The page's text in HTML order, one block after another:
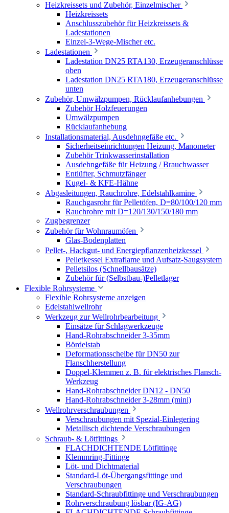
Heizkreissets und Zubehör, Einzelmischer
Heizkreissets
Anschlusszubehör für Heizkreissets &
Ladestationen
Einzel-3-Wege-Mischer etc.
Ladestationen
Ladestation DN25 RTA130, Erzeugeranschlüsse
oben
Ladestation DN25 RTA180, Erzeugeranschlüsse
unten
Zubehör, Umwälzpumpen, Rücklaufanhebungen
Zubehör Holzfeuerungen
Umwälzpumpen
Rücklaufanhebung
Installationsmaterial, Ausdehngefäße etc.
Sicherheitseinrichtungen Heizung, Manometer
Zubehör Trinkwasserinstallation
Ausdehngefäße für Heizung / Brauchwasser
Entlüfter, Schmutzfänger
Kugel- & KFE-Hähne
Abgasleitungen, Rauchrohre, Edelstahlkamine
Rauchgasrohr für Pelletöfen, D=80/100/120 mm
Rauchrohre mit D=120/130/150/180 mm
Zugbegrenzer
Zubehör für Wohnraumöfen
Glas-Bodenplatten
Pellet-, Hackgut- und Energiepflanzenheizkessel
Pelletkessel Extraflame und Aufsatz-Saugsystem
Pelletsilos (Schnellbausätze)
Zubehör für (Selbstbau-)Pelletlager
Flexible Rohrsysteme
Flexible Rohrsysteme anzeigen
Edelstahlwellrohr
Werkzeug zur Wellrohrbearbeitung
Einsätze für Schlagwerkzeuge
Hand-Rohrabschneider 3-35mm
Bördelstab
Deformationsscheibe für DN50 zur
Flanschherstellung
Doppel-Klemmen z. B. für elektrisches Flansch-
Werkzeug
Hand-Rohrabschneider DN12 - DN50
Hand-Rohrabschneider 3-28mm (mini)
Wellrohrverschraubungen
Verschraubungen mit Spezial-Einlegering
Metallisch dichtende Verschraubungen
Schraub- & Lötfittings
FLACHDICHTENDE Lötfittinge
Klemmring-Fittinge
Löt- und Dichtmaterial
Standard-Löt-Übergangsfittinge und
Verschraubungen
Standard-Schraubfittinge und Verschraubungen
Rohrverschraubung lösbar (IG-AG)